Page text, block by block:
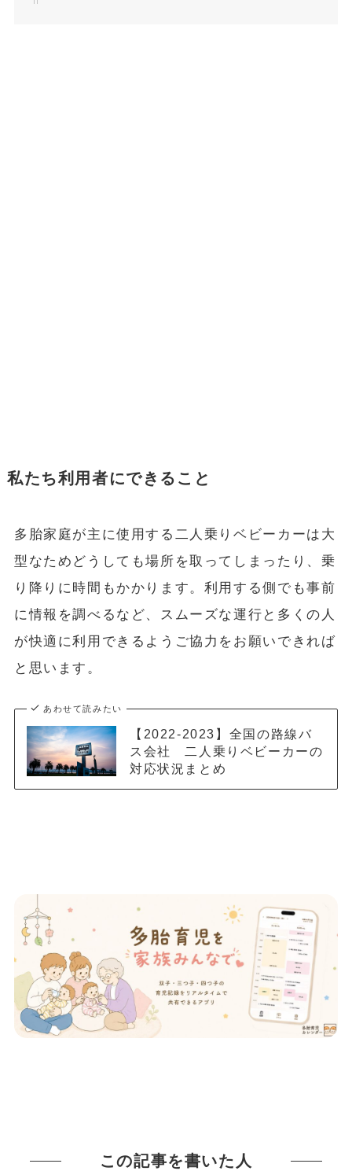
私たち利用者にできること
多胎家庭が主に使用する二人乗りベビーカーは大
型なためどうしても場所を取ってしまったり、乗
り降りに時間もかかります。利用する側でも事前
に情報を調べるなど、スムーズな運行と多くの人
が快適に利用できるようご協力をお願いできれば
と思います。
あわせて読みたい
【2022-2023】全国の路線バ
ス会社 二人乗りベビーカーの
対応状況まとめ
この記事を書いた人